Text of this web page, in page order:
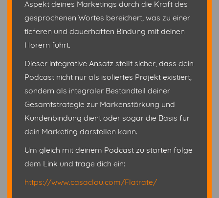
Aspekt deines Marketings durch die Kraft des
gesprochenen Wortes bereichert, was zu einer
tieferen und dauerhaften Bindung mit deinen
Hörern führt.
Dieser integrative Ansatz stellt sicher, dass dein
Podcast nicht nur als isoliertes Projekt existiert,
sondern als integraler Bestandteil deiner
Gesamtstrategie zur Markenstärkung und
Kundenbindung dient oder sogar die Basis für
dein Marketing darstellen kann.
Um gleich mit deinem Podcast zu starten folge
dem Link und trage dich ein:
https://www.casaclou.com/Flatrate/